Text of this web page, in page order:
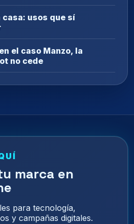
usos que sí
el caso Manzo, la
no cede
marca en
para tecnología,
y campañas digitales.